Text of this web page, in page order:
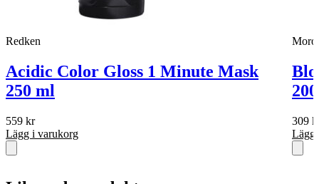
Redken
Acidic Color Gloss 1 Minute Mask
250 ml
559 kr
Lägg i varukorg
309
Lägg